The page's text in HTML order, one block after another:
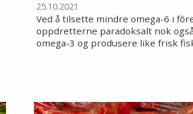
25.10.2021
Ved å tilsette mindre omega-6 i
oppdretterne paradoksalt nok
omega-3 og produsere like frisk